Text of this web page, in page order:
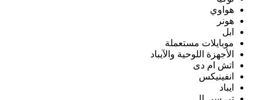
هواوي
هونر
ابل
موبايلات مستعملة
الأجهزة اللوحية والآيباد
اتش ام دى
انفينيكس
ايباد